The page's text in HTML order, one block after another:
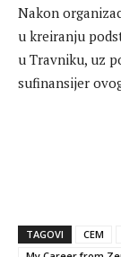
Nakon
u kreiranju
u Travniku, uz
sufinansijer
TAGOVI CEM